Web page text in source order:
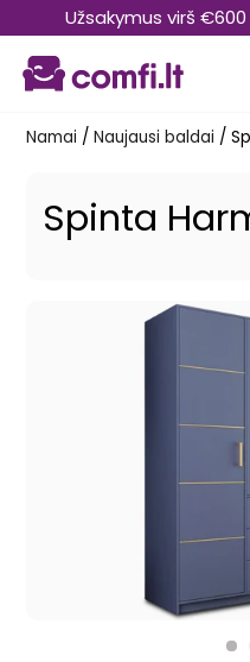
prie
turinio
Užsakymus virš
Namai / Naujausi baldai /
Spinta